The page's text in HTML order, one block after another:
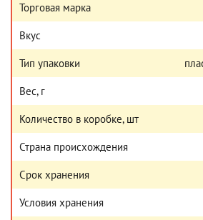
Торговая марка
Вкус
Тип упаковки
Вес, г
Количество в коробке, шт
Страна происхождения
Срок хранения
Условия хранения